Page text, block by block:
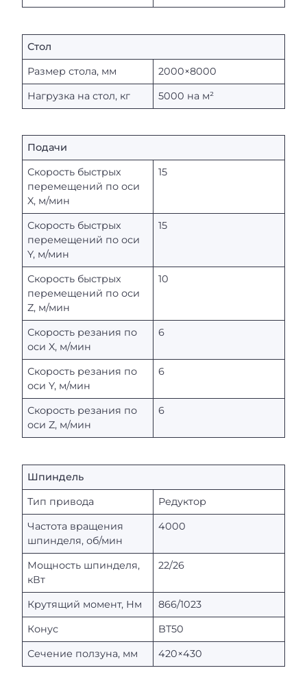
Стол
Размер стола, мм
2000×8000
Нагрузка на стол, кг
5000 на м²
Подачи
Скорость быстрых
перемещений по оси
X, м/мин
15
Скорость быстрых
перемещений по оси
Y, м/мин
15
Скорость быстрых
перемещений по оси
Z, м/мин
10
Скорость резания по
оси X, м/мин
6
Скорость резания по
оси Y, м/мин
6
Скорость резания по
оси Z, м/мин
6
Шпиндель
Тип привода
Редуктор
Частота вращения
шпинделя, об/мин
4000
Мощность шпинделя,
кВт
22/26
Крутящий момент, Нм
866/1023
Конус
BT50
Сечение ползуна, мм
420×430